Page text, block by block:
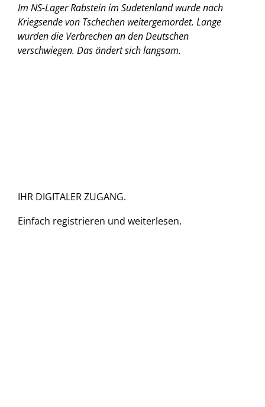
Im NS-Lager Rabstein im Sudetenland wurde nach
Kriegsende von Tschechen weitergemordet. Lange
wurden die Verbrechen an den Deutschen
verschwiegen. Das ändert sich langsam.
IHR DIGITALER ZUGANG.
Einfach registrieren und weiterlesen.